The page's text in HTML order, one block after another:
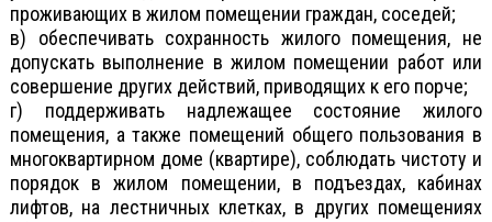
проживающих в жилом помещении граждан, соседей;
в) обеспечивать сохранность жилого помещения, не
допускать выполнение в жилом помещении работ или
совершение других действий, приводящих к его порче;
г) поддерживать надлежащее состояние жилого
помещения, а также помещений общего пользования в
многоквартирном доме (квартире), соблюдать чистоту и
порядок в жилом помещении, в подъездах, кабинах
лифтов, на лестничных клетках, в других помещениях